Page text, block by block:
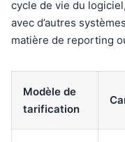
cycle de vie du
avec d’autres
matière de reporting
Modèle de
tarification